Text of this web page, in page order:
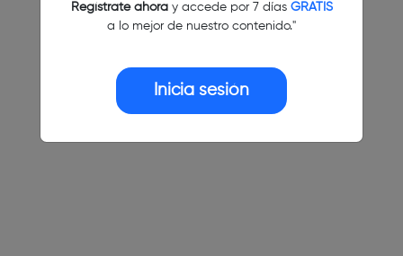
Regístrate ahoray accede por 7 días GRATIS
a lo mejor de nuestro contenido."
Inicia sesión